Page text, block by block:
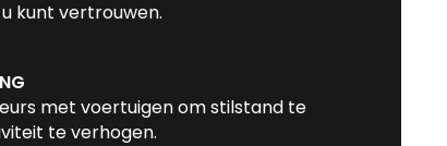
kunt vertrouwen.
met voertuigen om stilstand te
te verhogen.